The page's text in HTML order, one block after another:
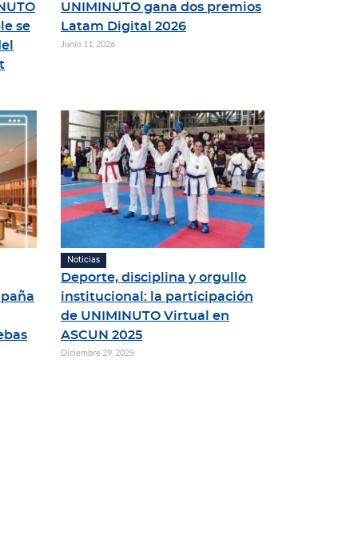
se
UNIMINUTO gana dos premios
Latam Digital 2026
Junio 11, 2026
Noticias
Deporte, disciplina y orgullo
institucional: la participación
de UNIMINUTO Virtual en
ASCUN 2025
Diciembre 29, 2025